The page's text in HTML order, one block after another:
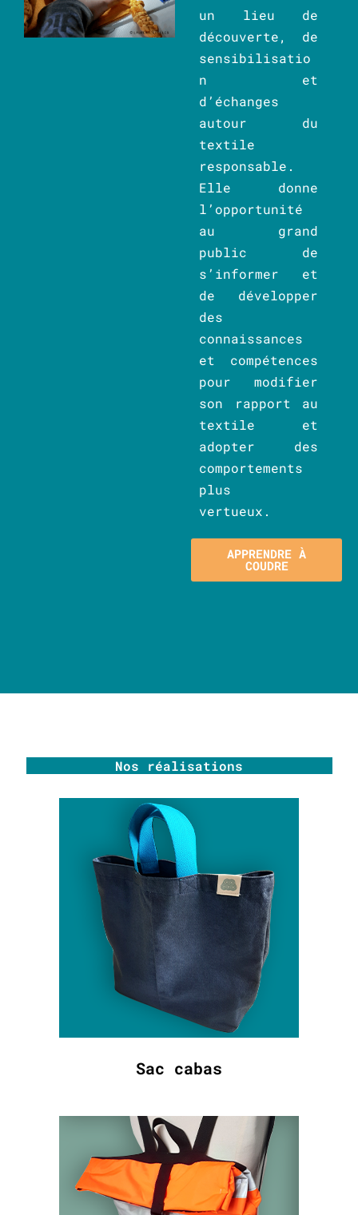
un lieu de
découverte, de
sensibilisatio
n et
d’échanges
autour du
textile
responsable.
Elle donne
l’opportunité
au grand
public de
s’informer et
de développer
des
connaissances
et compétences
pour modifier
son rapport au
textile et
adopter des
comportements
plus
vertueux.
APPRENDRE À
COUDRE
Nos réalisations
Sac cabas